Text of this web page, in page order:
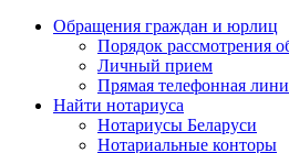
Обращения граждан и юрлиц
Порядок рассмотрения
Личный прием
Прямая телефонная
Найти нотариуса
Нотариусы Беларуси
Нотариальные конторы